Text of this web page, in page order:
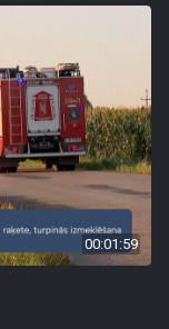
00:01:59